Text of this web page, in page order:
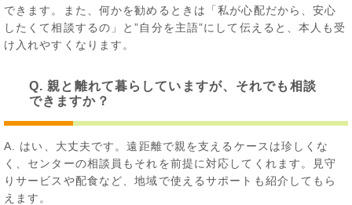
できます。また、何かを勧めるときは「私が心配だから、安心
したくて相談するの」と”自分を主語”にして伝えると、本人も受
け入れやすくなります。
Q. 親と離れて暮らしていますが、それでも相談
できますか？
A. はい、大丈夫です。遠距離で親を支えるケースは珍しくな
く、センターの相談員もそれを前提に対応してくれます。見守
りサービスや配食など、地域で使えるサポートも紹介してもら
えます。